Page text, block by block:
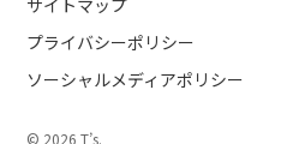
プライバシーポリシー
ソーシャルメディアポリシー
© 2026 T’s.